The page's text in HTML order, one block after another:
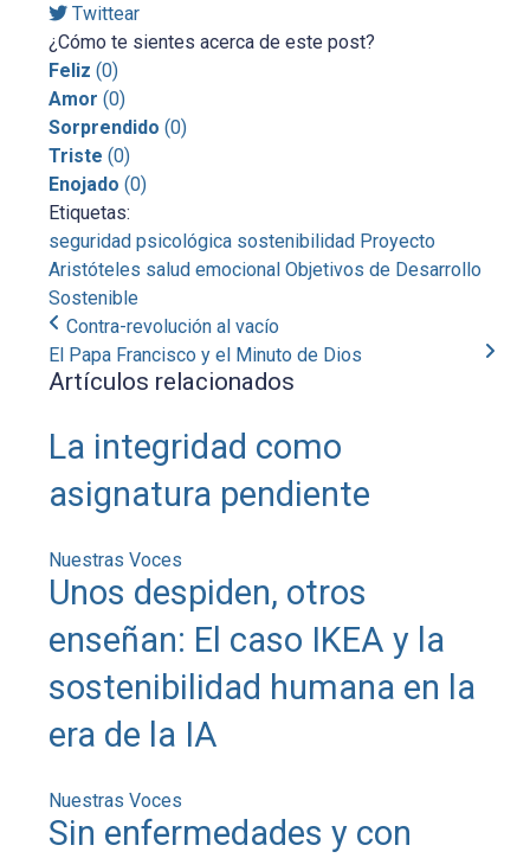
Twittear
¿Cómo te sientes acerca de este post?
Feliz (0)
Amor (0)
Sorprendido (0)
Triste (0)
Enojado (0)
Etiquetas:
seguridad psicológica sostenibilidad Proyecto
Aristóteles salud emocional Objetivos de Desarrollo
Sostenible
Contra-revolución al vacío
El Papa Francisco y el Minuto de Dios
Artículos relacionados
La integridad como
asignatura pendiente
Nuestras Voces
Unos despiden, otros
enseñan: El caso IKEA y la
sostenibilidad humana en la
era de la IA
Nuestras Voces
Sin enfermedades y con